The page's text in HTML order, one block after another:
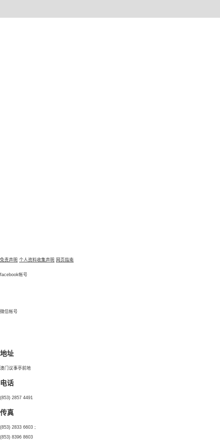
免责声明 个人资料收集声明 网页指南
facebook帐号
微信帐号
地址
澳门议事亭前地
电话
(853) 2857 4491
传真
(853) 2833 6603 ;
(853) 8396 8603